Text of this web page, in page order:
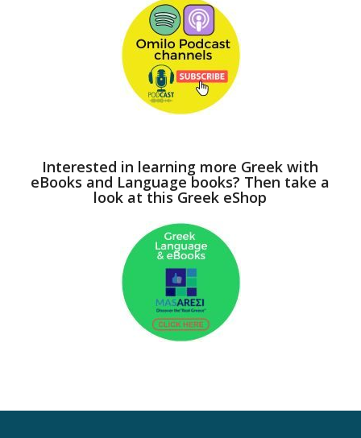
Interested in learning more Greek with
eBooks and Language books? Then take a
look at this Greek eShop